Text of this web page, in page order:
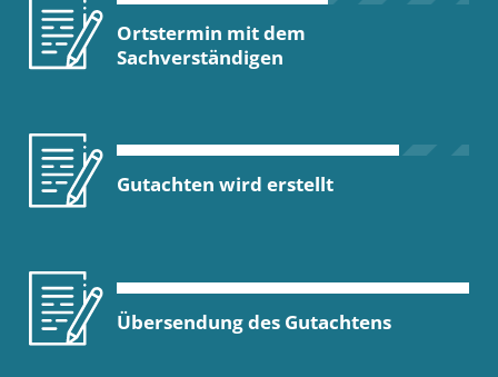
Ortstermin mit dem
Sachverständigen
Gutachten wird erstellt
Übersendung des Gutachtens